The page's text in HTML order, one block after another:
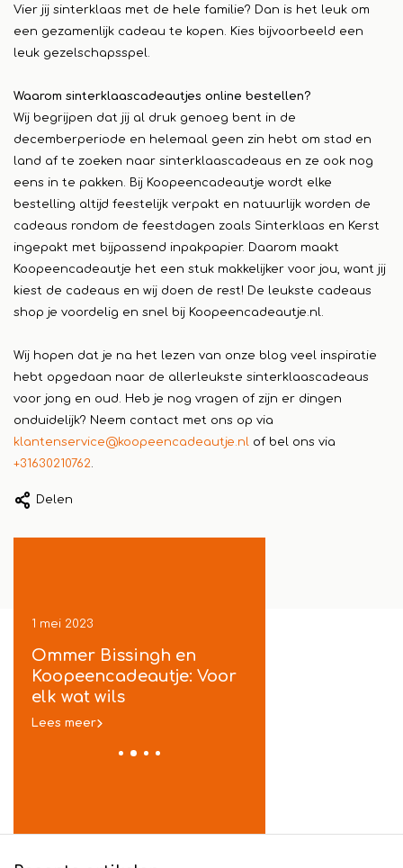
Vier jij sinterklaas met de hele familie? Dan is het leuk om
een gezamenlijk cadeau te kopen. Kies bijvoorbeeld een
leuk gezelschapsspel.
Waarom sinterklaascadeautjes online bestellen?
Wij begrijpen dat jij al druk genoeg bent in de
decemberperiode en helemaal geen zin hebt om stad en
land af te zoeken naar sinterklaascadeaus en ze ook nog
eens in te pakken. Bij Koopeencadeautje wordt elke
bestelling altijd feestelijk verpakt en natuurlijk worden de
cadeaus rondom de feestdagen zoals Sinterklaas en Kerst
ingepakt met bijpassend inpakpapier. Daarom maakt
Koopeencadeautje het een stuk makkelijker voor jou, want jij
kiest de cadeaus en wij doen de rest! De leukste cadeaus
shop je voordelig en snel bij Koopeencadeautje.nl.
Wij hopen dat je na het lezen van onze blog veel inspiratie
hebt opgedaan naar de allerleukste sinterklaascadeaus
voor jong en oud. Heb je nog vragen of zijn er dingen
onduidelijk? Neem contact met ons op via
klantenservice@koopeencadeautje.nl of bel ons via
+31630210762.
Delen
1 mei 2023
Ommer Bissingh en
Koopeencadeautje: Voor
elk wat wils
Lees meer
gratis inpakservice